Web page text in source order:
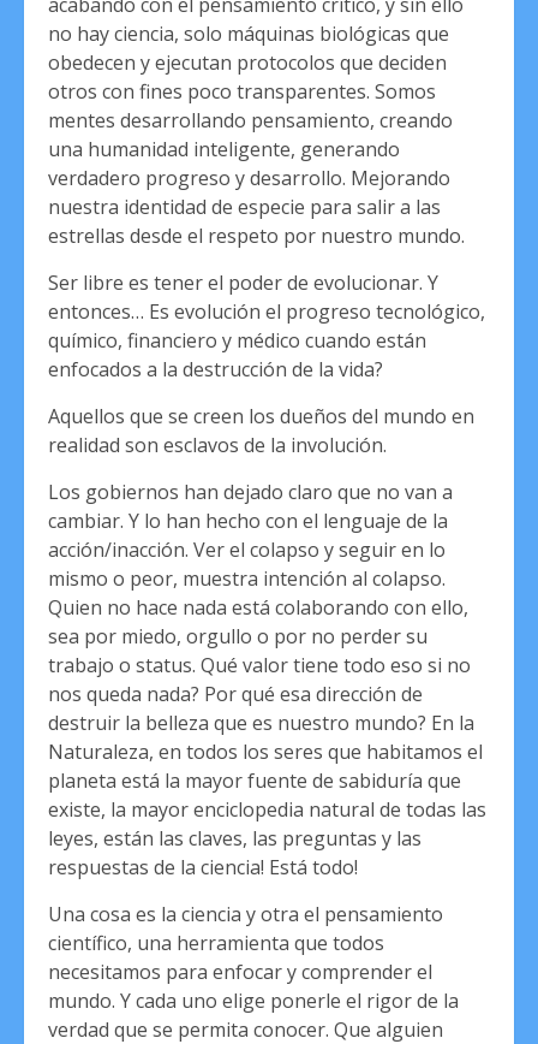
no hay ciencia, solo máquinas biológicas que
obedecen y ejecutan protocolos que deciden
otros con fines poco transparentes. Somos
mentes desarrollando pensamiento, creando
una humanidad inteligente, generando
verdadero progreso y desarrollo. Mejorando
nuestra identidad de especie para salir a las
estrellas desde el respeto por nuestro mundo.
Ser libre es tener el poder de evolucionar. Y
entonces… Es evolución el progreso tecnológico,
químico, financiero y médico cuando están
enfocados a la destrucción de la vida?
Aquellos que se creen los dueños del mundo en
realidad son esclavos de la involución.
Los gobiernos han dejado claro que no van a
cambiar. Y lo han hecho con el lenguaje de la
acción/inacción. Ver el colapso y seguir en lo
mismo o peor, muestra intención al colapso.
Quien no hace nada está colaborando con ello,
sea por miedo, orgullo o por no perder su
trabajo o status. Qué valor tiene todo eso si no
nos queda nada? Por qué esa dirección de
destruir la belleza que es nuestro mundo? En la
Naturaleza, en todos los seres que habitamos el
planeta está la mayor fuente de sabiduría que
existe, la mayor enciclopedia natural de todas las
leyes, están las claves, las preguntas y las
respuestas de la ciencia! Está todo!
Una cosa es la ciencia y otra el pensamiento
científico, una herramienta que todos
necesitamos para enfocar y comprender el
mundo. Y cada uno elige ponerle el rigor de la
verdad que se permita conocer. Que alguien